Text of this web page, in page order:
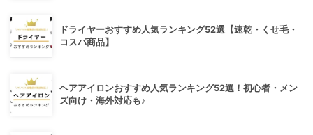
ドライヤーおすすめ人気ランキング52選【速乾・くせ毛・
コスパ商品】
ヘアアイロンおすすめ人気ランキング52選！初心者・メン
ズ向け・海外対応も♪